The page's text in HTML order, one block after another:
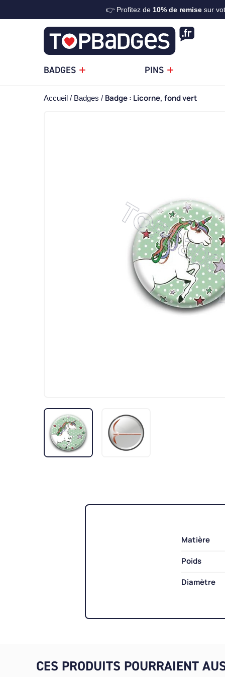
👉 Profitez de 10% de remisesur
BADGES PINS
Accueil Badges Badge : Licorne, fond vert
Matière
Poids
Diamètre
CES PRODUITS POURRAIENT